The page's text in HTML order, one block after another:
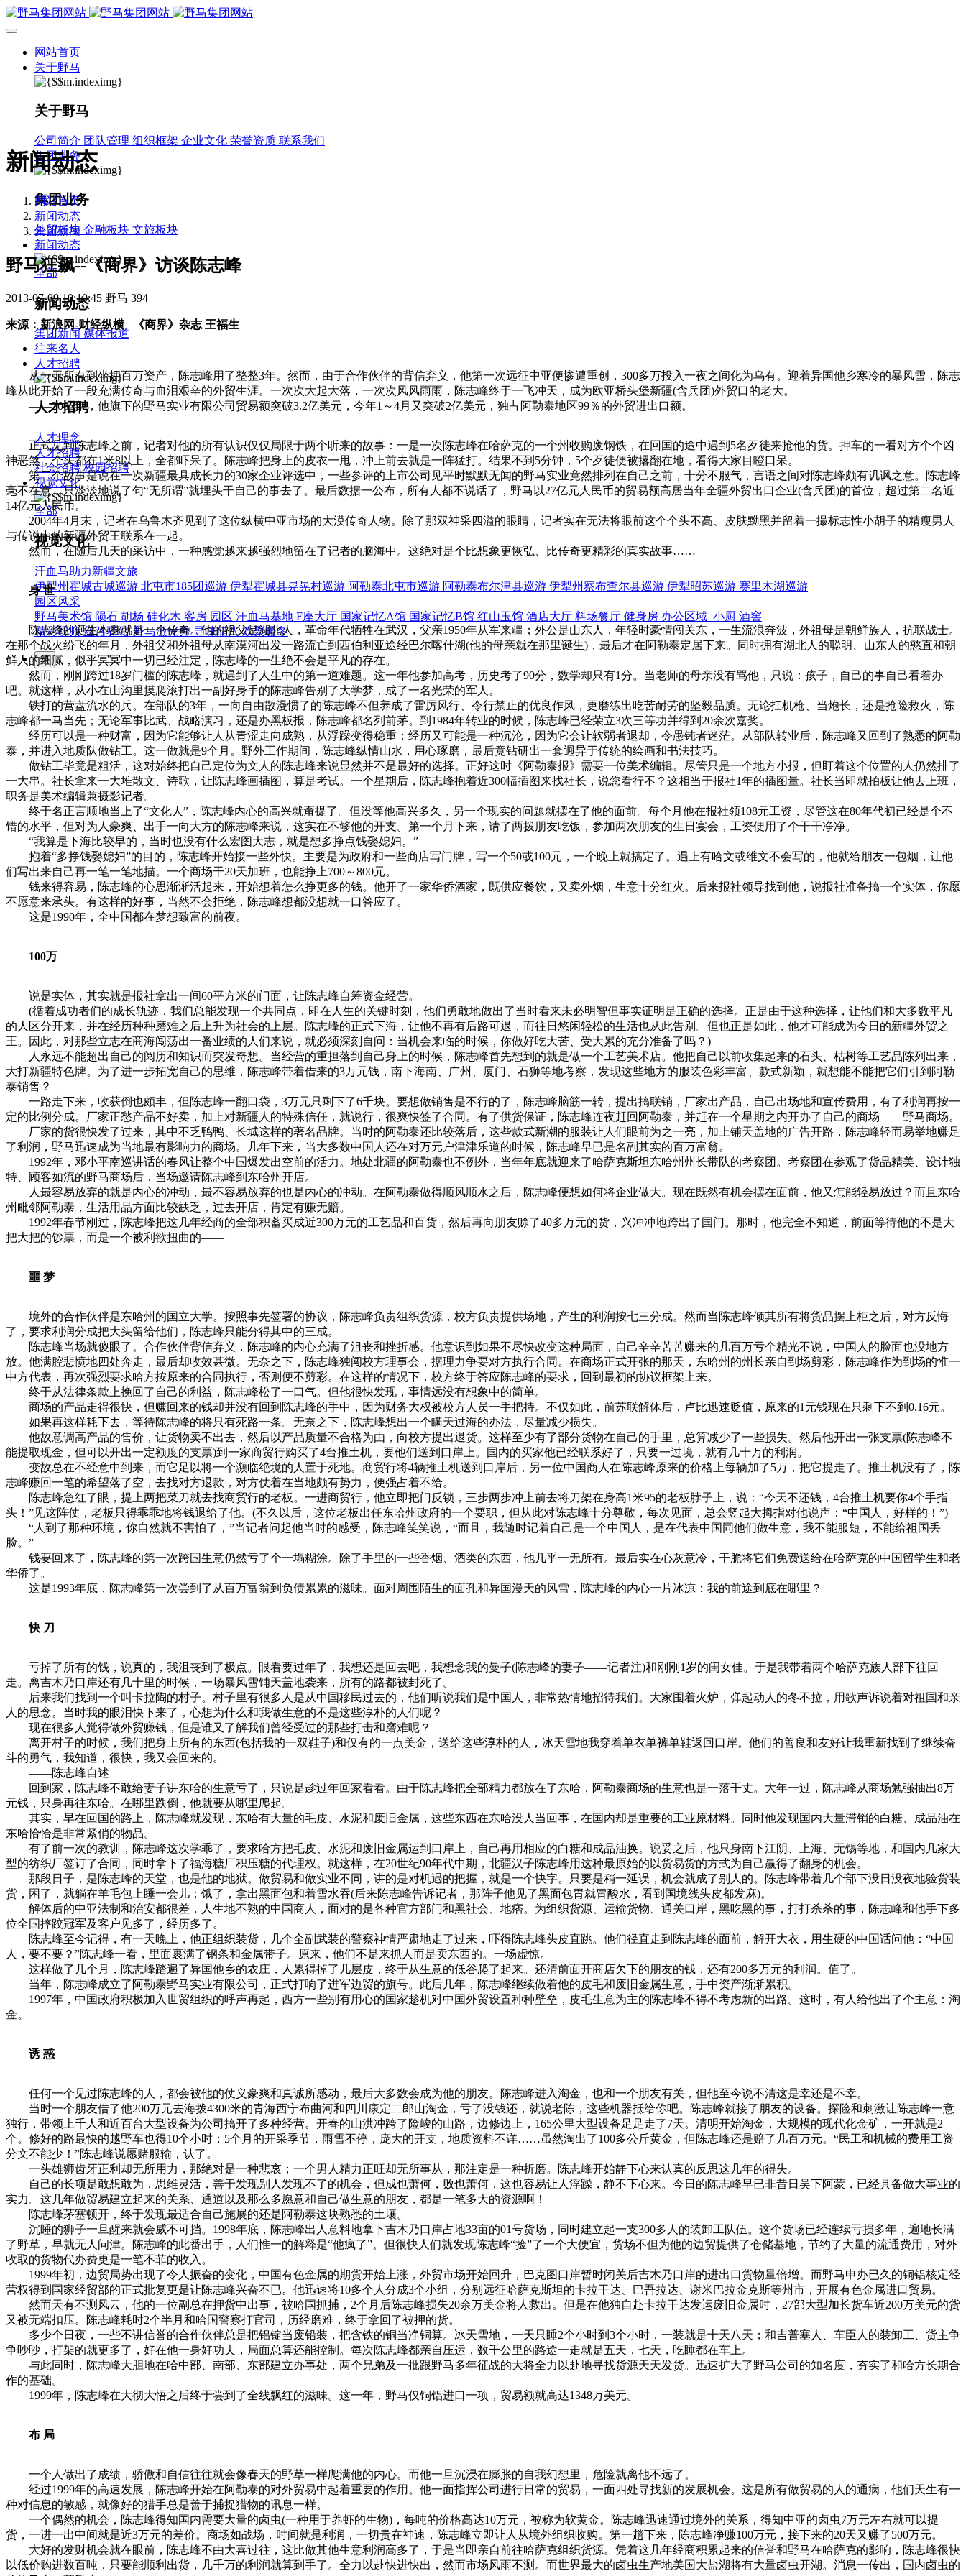
网站首页
关于野马
关于野马
公司简介 团队管理 组织框架 企业文化 荣誉资质 联系我们
集团业务
集团业务
外贸板块 金融板块 文旅板块
新闻动态
全部
新闻动态
集团新闻 媒体报道
往来名人
人才招聘
人才招聘
人才理念
人才招聘
社会招聘 校园招聘
视觉文化
全部
视觉文化
汗血马助力新疆文旅
伊犁州霍城古城巡游 北屯市185团巡游 伊犁霍城县晃晃村巡游 阿勒泰北屯市巡游 阿勒泰布尔津县巡游 伊犁州察布查尔县巡游 伊犁昭苏巡游 赛里木湖巡游
园区风采
野马美术馆 陨石 胡杨 硅化木 客房 园区 汗血马基地 F座大厅 国家记忆A馆 国家记忆B馆 红山玉馆 酒店大厅 料场餐厅 健身房 办公区域 小厨 酒窖
精彩视频 丝路驿站·野马激光秀 寻味腊八 欢聚暖冬
繁
新闻动态
网站首页
新闻动态
集团新闻
野马狂飙--《商界》访谈陈志峰
2013-07-09 10:10:45 野马 394
来源：新浪网-财经纵横 《商界》杂志 王福生
从一无所有到坐拥百万资产，陈志峰用了整整3年。然而，由于合作伙伴的背信弃义，他第一次远征中亚便惨遭重创，300多万投入一夜之间化为乌有。迎着异国他乡寒冷的暴风雪，陈志
峰从此开始了一段充满传奇与血泪艰辛的外贸生涯。一次次大起大落，一次次风风雨雨，陈志峰终于一飞冲天，成为欧亚桥头堡新疆(含兵团)外贸口的老大。
——2003年，他旗下的野马实业有限公司贸易额突破3.2亿美元，今年1～4月又突破2亿美元，独占阿勒泰地区99％的外贸进出口额。
正式见到陈志峰之前，记者对他的所有认识仅仅局限于两个听来的故事：一是一次陈志峰在哈萨克的一个州收购废钢铁，在回国的途中遇到5名歹徒来抢他的货。押车的一看对方个个凶
神恶煞，个头都在1米8以上，全都吓呆了。陈志峰把身上的皮衣一甩，冲上前去就是一阵猛打。结果不到5分钟，5个歹徒便被撂翻在地，看得大家目瞪口呆。
第二个故事是说在一次新疆最具成长力的30家企业评选中，一些参评的上市公司见平时默默无闻的野马实业竟然排列在自己之前，十分不服气，言语之间对陈志峰颇有讥讽之意。陈志峰
毫不在意，只淡淡地说了句“无所谓”就埋头干自己的事去了。最后数据一公布，所有人都不说话了，野马以27亿元人民币的贸易额高居当年全疆外贸出口企业(含兵团)的首位，超过第二名近
14亿元人民币。
2004年4月末，记者在乌鲁木齐见到了这位纵横中亚市场的大漠传奇人物。除了那双神采四溢的眼睛，记者实在无法将眼前这个个头不高、皮肤黝黑并留着一撮标志性小胡子的精瘦男人
与传说中的新疆外贸王联系在一起。
然而，在随后几天的采访中，一种感觉越来越强烈地留在了记者的脑海中。这绝对是个比想象更恢弘、比传奇更精彩的真实故事……
身 世
陈志峰的诞生本身就是一个传奇。他的祖父是湖北人，革命年代牺牲在武汉，父亲1950年从军来疆；外公是山东人，年轻时豪情闯关东，一生流浪奔波，外祖母是朝鲜族人，抗联战士。
在那个战火纷飞的年月，外祖父和外祖母从南漠河出发一路流亡到西伯利亚途经巴尔喀什湖(他的母亲就在那里诞生)，最后才在阿勒泰定居下来。同时拥有湖北人的聪明、山东人的憨直和朝
鲜人的细腻，似乎冥冥中一切已经注定，陈志峰的一生绝不会是平凡的存在。
然而，刚刚跨过18岁门槛的陈志峰，就遇到了人生中的第一道难题。这一年他参加高考，历史考了90分，数学却只有1分。当老师的母亲没有骂他，只说：孩子，自己的事自己看着办
吧。就这样，从小在山沟里摸爬滚打出一副好身手的陈志峰告别了大学梦，成了一名光荣的军人。
铁打的营盘流水的兵。在部队的3年，一向自由散漫惯了的陈志峰不但养成了雷厉风行、令行禁止的优良作风，更磨练出吃苦耐劳的坚毅品质。无论扛机枪、当炮长，还是抢险救火，陈
志峰都一马当先；无论军事比武、战略演习，还是办黑板报，陈志峰都名列前茅。到1984年转业的时候，陈志峰已经荣立3次三等功并得到20余次嘉奖。
经历可以是一种财富，因为它能够让人从青涩走向成熟，从浮躁变得稳重；经历又可能是一种沉沦，因为它会让软弱者退却，令愚钝者迷茫。从部队转业后，陈志峰又回到了熟悉的阿勒
泰，并进入地质队做钻工。这一做就是9个月。野外工作期间，陈志峰纵情山水，用心琢磨，最后竟钻研出一套迥异于传统的绘画和书法技巧。
做钻工毕竟是粗活，这对始终把自己定位为文人的陈志峰来说显然并不是最好的选择。正好这时《阿勒泰报》需要一位美术编辑。尽管只是一个地方小报，但盯着这个位置的人仍然排了
一大串。社长拿来一大堆散文、诗歌，让陈志峰画插图，算是考试。一个星期后，陈志峰抱着近300幅插图来找社长，说您看行不？这相当于报社1年的插图量。社长当即就拍板让他去上班，
职务是美术编辑兼摄影记者。
终于名正言顺地当上了“文化人”，陈志峰内心的高兴就甭提了。但没等他高兴多久，另一个现实的问题就摆在了他的面前。每个月他在报社领108元工资，尽管这在80年代初已经是个不
错的水平，但对为人豪爽、出手一向大方的陈志峰来说，这实在不够他的开支。第一个月下来，请了两拨朋友吃饭，参加两次朋友的生日宴会，工资便用了个干干净净。
“我算是下海比较早的，当时也没有什么宏图大志，就是想多挣点钱娶媳妇。”
抱着“多挣钱娶媳妇”的目的，陈志峰开始接一些外快。主要是为政府和一些商店写门牌，写一个50或100元，一个晚上就搞定了。遇上有哈文或维文不会写的，他就给朋友一包烟，让他
们写出来自己再一笔一笔地描。一个商场干20天加班，也能挣上700～800元。
钱来得容易，陈志峰的心思渐渐活起来，开始想着怎么挣更多的钱。他开了一家华侨酒家，既供应餐饮，又卖外烟，生意十分红火。后来报社领导找到他，说报社准备搞一个实体，你愿
不愿意来承头。有这样的好事，当然不会拒绝，陈志峰想都没想就一口答应了。
这是1990年，全中国都在梦想致富的前夜。
100万
说是实体，其实就是报社拿出一间60平方米的门面，让陈志峰自筹资金经营。
(循着成功者们的成长轨迹，我们总能发现一个共同点，即在人生的关键时刻，他们勇敢地做出了当时看来未必明智但事实证明是正确的选择。正是由于这种选择，让他们和大多数平凡
的人区分开来，并在经历种种磨难之后上升为社会的上层。陈志峰的正式下海，让他不再有后路可退，而往日悠闲轻松的生活也从此告别。但也正是如此，他才可能成为今日的新疆外贸之
王。因此，对那些立志在商海闯荡出一番业绩的人们来说，就必须深刻自问：当机会来临的时候，你做好吃大苦、受大累的充分准备了吗？)
人永远不能超出自己的阅历和知识而突发奇想。当经营的重担落到自己身上的时候，陈志峰首先想到的就是做一个工艺美术店。他把自己以前收集起来的石头、枯树等工艺品陈列出来，
大打新疆特色牌。为了进一步拓宽自己的思维，陈志峰带着借来的3万元钱，南下海南、广州、厦门、石狮等地考察，发现这些地方的服装色彩丰富、款式新颖，就想能不能把它们引到阿勒
泰销售？
一路走下来，收获倒也颇丰，但陈志峰一翻口袋，3万元只剩下了6千块。要想做销售是不行的了，陈志峰脑筋一转，提出搞联销，厂家出产品，自己出场地和宣传费用，有了利润再按一
定的比例分成。厂家正愁产品不好卖，加上对新疆人的特殊信任，就说行，很爽快签了合同。有了供货保证，陈志峰连夜赶回阿勒泰，并赶在一个星期之内开办了自己的商场——野马商场。
厂家的货很快发了过来，其中不乏鸭鸭、长城这样的著名品牌。当时的阿勒泰还比较落后，这些款式新潮的服装让人们眼前为之一亮，加上铺天盖地的广告开路，陈志峰轻而易举地赚足
了利润，野马迅速成为当地最有影响力的商场。几年下来，当大多数中国人还在对万元户津津乐道的时候，陈志峰早已是名副其实的百万富翁。
1992年，邓小平南巡讲话的春风让整个中国爆发出空前的活力。地处北疆的阿勒泰也不例外，当年年底就迎来了哈萨克斯坦东哈州州长带队的考察团。考察团在参观了货品精美、设计独
特、顾客如流的野马商场后，当场邀请陈志峰到东哈州开店。
人最容易放弃的就是内心的冲动，最不容易放弃的也是内心的冲动。在阿勒泰做得顺风顺水之后，陈志峰便想如何将企业做大。现在既然有机会摆在面前，他又怎能轻易放过？而且东哈
州毗邻阿勒泰，生活用品方面比较缺乏，过去开店，肯定有赚无赔。
1992年春节刚过，陈志峰把这几年经商的全部积蓄买成近300万元的工艺品和百货，然后再向朋友赊了40多万元的货，兴冲冲地跨出了国门。那时，他完全不知道，前面等待他的不是大
把大把的钞票，而是一个被利欲扭曲的——
噩 梦
境外的合作伙伴是东哈州的国立大学。按照事先签署的协议，陈志峰负责组织货源，校方负责提供场地，产生的利润按七三分成。然而当陈志峰倾其所有将货品摆上柜之后，对方反悔
了，要求利润分成把大头留给他们，陈志峰只能分得其中的三成。
陈志峰当场就傻眼了。合作伙伴背信弃义，陈志峰的内心充满了沮丧和挫折感。他意识到如果不尽快改变这种局面，自己辛辛苦苦赚来的几百万亏个精光不说，中国人的脸面也没地方
放。他满腔悲愤地四处奔走，最后却收效甚微。无奈之下，陈志峰独闯校方理事会，据理力争要对方执行合同。在商场正式开张的那天，东哈州的州长亲自到场剪彩，陈志峰作为到场的惟一
中方代表，再次强烈要求哈方按原来的合同执行，否则便不剪彩。在这样的情况下，校方终于答应陈志峰的要求，回到最初的协议框架上来。
终于从法律条款上挽回了自己的利益，陈志峰松了一口气。但他很快发现，事情远没有想象中的简单。
商场的产品走得很快，但赚回来的钱却并没有回到陈志峰的手中，因为财务大权被校方人员一手把持。不仅如此，前苏联解体后，卢比迅速贬值，原来的1元钱现在只剩下不到0.16元。
如果再这样耗下去，等待陈志峰的将只有死路一条。无奈之下，陈志峰想出一个瞒天过海的办法，尽量减少损失。
他故意调高产品的售价，让货物卖不出去，然后以产品质量不合格为由，向校方提出退货。这样至少有了部分货物在自己的手里，总算减少了一些损失。然后他开出一张支票(陈志峰不
能提取现金，但可以开出一定额度的支票)到一家商贸行购买了4台推土机，要他们送到口岸上。国内的买家他已经联系好了，只要一过境，就有几十万的利润。
变故总在不经意中到来，而它足以将一个濒临绝境的人置于死地。商贸行将4辆推土机送到口岸后，另一位中国商人在陈志峰原来的价格上每辆加了5万，把它提走了。推土机没有了，陈
志峰赚回一笔的希望落了空，去找对方退款，对方仗着在当地颇有势力，便强占着不给。
陈志峰急红了眼，提上两把菜刀就去找商贸行的老板。一进商贸行，他立即把门反锁，三步两步冲上前去将刀架在身高1米95的老板脖子上，说：“今天不还钱，4台推土机要你4个手指
头！”见这阵仗，老板只得乖乖地将钱退给了他。(不久以后，这位老板出任东哈州政府的一个要职，但从此对陈志峰十分尊敬，每次见面，总会竖起大拇指对他说声：“中国人，好样的！”)
“人到了那种环境，你自然就不害怕了，”当记者问起他当时的感受，陈志峰笑笑说，“而且，我随时记着自己是一个中国人，是在代表中国同他们做生意，我不能服短，不能给祖国丢
脸。”
钱要回来了，陈志峰的第一次跨国生意仍然亏了个一塌糊涂。除了手里的一些香烟、酒类的东西，他几乎一无所有。最后实在心灰意冷，干脆将它们免费送给在哈萨克的中国留学生和老
华侨了。
这是1993年底，陈志峰第一次尝到了从百万富翁到负债累累的滋味。面对周围陌生的面孔和异国漫天的风雪，陈志峰的内心一片冰凉：我的前途到底在哪里？
快 刀
亏掉了所有的钱，说真的，我沮丧到了极点。眼看要过年了，我想还是回去吧，我想念我的曼子(陈志峰的妻子——记者注)和刚刚1岁的闺女佳。于是我带着两个哈萨克族人部下往回
走。离吉木乃口岸还有几十里的时候，一场暴风雪铺天盖地袭来，所有的路都被封死了。
后来我们找到一个叫卡拉陶的村子。村子里有很多人是从中国移民过去的，他们听说我们是中国人，非常热情地招待我们。大家围着火炉，弹起动人的冬不拉，用歌声诉说着对祖国和亲
人的思念。当时我的眼泪快下来了，心想为什么和我做生意的不是这些淳朴的人们呢？
现在很多人觉得做外贸赚钱，但是谁又了解我们曾经受过的那些打击和磨难呢？
离开村子的时候，我们把身上所有的东西(包括我的一双鞋子)和仅有的一点美金，送给这些淳朴的人，冰天雪地我穿着单衣单裤单鞋返回口岸。他们的善良和友好让我重新找到了继续奋
斗的勇气，我知道，很快，我又会回来的。
——陈志峰自述
回到家，陈志峰不敢给妻子讲东哈的生意亏了，只说是趁过年回家看看。由于陈志峰把全部精力都放在了东哈，阿勒泰商场的生意也是一落千丈。大年一过，陈志峰从商场勉强抽出8万
元钱，只身再往东哈。在哪里跌倒，他就要从哪里爬起。
其实，早在回国的路上，陈志峰就发现，东哈有大量的毛皮、水泥和废旧金属，这些东西在东哈没人当回事，在国内却是重要的工业原材料。同时他发现国内大量滞销的白糖、成品油在
东哈恰恰是非常紧俏的物品。
有了前一次的教训，陈志峰这次学乖了，要求哈方把毛皮、水泥和废旧金属运到口岸上，自己再用相应的白糖和成品油换。说妥之后，他只身南下江阴、上海、无锡等地，和国内几家大
型的纺织厂签订了合同，同时拿下了福海糖厂积压糖的代理权。就这样，在20世纪90年代中期，北疆汉子陈志峰用这种最原始的以货易货的方式为自己赢得了翻身的机会。
那段日子，是陈志峰的天堂，也是他的地狱。做贸易和做实业不同，讲的是对机遇的把握，就是一个快字。只要是稍一延误，机会就成了别人的。陈志峰带着几个部下没日没夜地验货装
货，困了，就躺在羊毛包上睡一会儿；饿了，拿出黑面包和着雪水吞(后来陈志峰告诉记者，那阵子他见了黑面包胃就冒酸水，看到国境线头皮都发麻)。
解体后的中亚法制和治安都很差，人生地不熟的中国商人，面对的是各种官方部门和黑社会、地痞。为组织货源、运输货物、通关口岸，黑吃黑的事，打打杀杀的事，陈志峰和他手下多
位全国摔跤冠军及客户见多了，经历多了。
陈志峰至今记得，有一天晚上，他正组织装货，几个全副武装的警察神情严肃地走了过来，吓得陈志峰头皮直跳。他们径直走到陈志峰的面前，解开大衣，用生硬的中国话问他：“中国
人，要不要？”陈志峰一看，里面裹满了钢条和金属带子。原来，他们不是来抓人而是卖东西的。一场虚惊。
这样做了几个月，陈志峰踏遍了异国他乡的农庄，人累得掉了几层皮，终于从生意的低谷爬了起来。还清前面开商店欠下的朋友的钱，还有200多万元的利润。值了。
当年，陈志峰成立了阿勒泰野马实业有限公司，正式打响了进军边贸的旗号。此后几年，陈志峰继续做着他的皮毛和废旧金属生意，手中资产渐渐累积。
1997年，中国政府积极加入世贸组织的呼声再起，西方一些别有用心的国家趁机对中国外贸设置种种壁垒，皮毛生意为主的陈志峰不得不考虑新的出路。这时，有人给他出了个主意：淘
金。
诱 惑
任何一个见过陈志峰的人，都会被他的仗义豪爽和真诚所感动，最后大多数会成为他的朋友。陈志峰进入淘金，也和一个朋友有关，但他至今说不清这是幸还是不幸。
当时一个朋友借了他200万元去海拨4300米的青海西宁布曲河和四川康定二郎山淘金，亏了没钱还，就说老陈，这些机器抵给你吧。陈志峰就接了朋友的设备。探险和刺激让陈志峰一意
独行，带领上千人和近百台大型设备为公司搞开了多种经营。开春的山洪冲跨了险峻的山路，边修边上，165公里大型设备足足走了7天。清明开始淘金，大规模的现代化金矿，一开就是2
个。修好的路最快的越野车也得10个小时；5个月的开采季节，雨雪不停，庞大的开支，地质资料不详……虽然淘出了100多公斤黄金，但陈志峰还是赔了几百万元。“民工和机械的费用工资
分文不能少！”陈志峰说愿赌服输，认了。
一头雄狮齿牙正利却无所用力，那绝对是一种悲哀；一个男人精力正旺却无所事从，那注定是一种折磨。陈志峰开始静下心来认真的反思这几年的得失。
自己的长项是敢想敢为，思维灵活，善于发现别人发现不了的机会，但成也萧何，败也萧何，这也容易让人浮躁，静不下心来。今日的陈志峰早已非昔日吴下阿蒙，已经具备做大事业的
实力。这几年做贸易建立起来的关系、通道以及那么多愿意和自己做生意的朋友，都是一笔多大的资源啊！
陈志峰茅塞顿开，终于发现最适合自己施展的还是阿勒泰这块熟悉的土壤。
沉睡的狮子一旦醒来就会威不可挡。1998年底，陈志峰出人意料地拿下吉木乃口岸占地33亩的01号货场，同时建立起一支300多人的装卸工队伍。这个货场已经连续亏损多年，遍地长满
了野草，早就无人问津。陈志峰的此番出手，人们惟一的解释是“他疯了”。但很快人们就发现陈志峰“捡”了一个大便宜，货场不但为他的边贸提供了仓储基地，节约了大量的流通费用，对外
收取的货物代办费更是一笔不菲的收入。
1999年初，边贸局势出现了令人振奋的变化，中国有色金属的期货开始上涨，外贸市场开始回升，巴克图口岸暂时闭关后吉木乃口岸的进出口货物量倍增。而野马申办已久的铜铝核定经
营权得到国家经贸部的正式批复更是让陈志峰兴奋不已。他迅速将10多个人分成3个小组，分别远征哈萨克斯坦的卡拉干达、巴吾拉达、谢米巴拉金克斯等州市，开展有色金属进口贸易。
然而天有不测风云，他的一位副总在押货中出事，被哈国抓捕，2个月后陈志峰损失20余万美金将人救出。但是在他独自赴卡拉干达发运废旧金属时，27部大型加长货车近200万美元的货
又被无端扣压。陈志峰耗时2个半月和哈国警察打官司，历经磨难，终于拿回了被押的货。
多少个日夜，一些不讲信誉的合作伙伴总是把铝锭当废铅装，把含铁的铜当净铜算。冰天雪地，一天只睡2个小时到3个小时，一装就是十天八天；和吉普塞人、车臣人的装卸工、货主争
争吵吵，打架的就更多了，好在他一身好功夫，局面总算还能控制。每次陈志峰都亲自压运，数千公里的路途一走就是五天，七天，吃睡都在车上。
与此同时，陈志峰大胆地在哈中部、南部、东部建立办事处，两个兄弟及一批跟野马多年征战的大将全力以赴地寻找货源天天发货。迅速扩大了野马公司的知名度，夯实了和哈方长期合
作的基础。
1999年，陈志峰在大彻大悟之后终于尝到了全线飘红的滋味。这一年，野马仅铜铝进口一项，贸易额就高达1348万美元。
布 局
一个人做出了成绩，骄傲和自信往往就会像春天的野草一样爬满他的内心。而他一旦沉浸在膨胀的自我幻想里，危险就离他不远了。
经过1999年的高速发展，陈志峰开始在阿勒泰的对外贸易中起着重要的作用。他一面指挥公司进行日常的贸易，一面四处寻找新的发展机会。这是所有做贸易的人的通病，他们天生有一
种对信息的敏感，就像好的猎手总是善于捕捉猎物的讯息一样。
一个偶然的机会，陈志峰得知国内需要大量的卤虫(一种用于养虾的生物)，每吨的价格高达10万元，被称为软黄金。陈志峰迅速通过境外的关系，得知中亚的卤虫7万元左右就可以提
货，一进一出中间就是近3万元的差价。商场如战场，时间就是利润，一切贵在神速，陈志峰立即让人从境外组织收购。第一趟下来，陈志峰净赚100万元，接下来的20天又赚了500万元。
大好的发财机会就在眼前，陈志峰不由大喜过往，这比做其他生意利润高多了，于是当即亲自前往哈萨克组织货源。凭着这几年经商积累起来的信誉和野马在哈萨克的影响，陈志峰很快
以低价购进数百吨，只要能顺利出货，几千万的利润就算到手了。全力以赴快进快出，然而市场风雨不测。而世界最大的卤虫生产地美国大盐湖将有大量卤虫开湖。消息一传出，国内卤虫的